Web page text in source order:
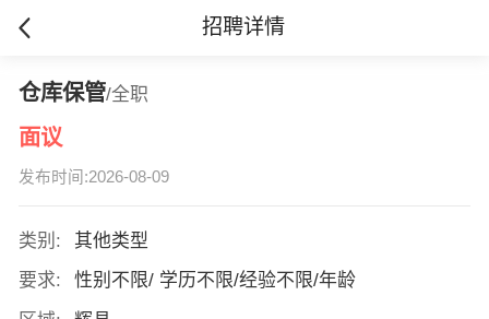
招聘详情
仓库保管/全职
面议
发布时间:2026-08-09
类别:
其他类型
要求:
性别不限/ 学历不限/经验不限/年龄